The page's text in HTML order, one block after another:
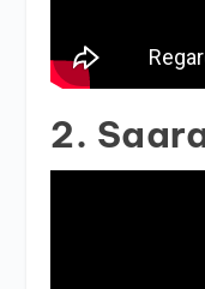
2.